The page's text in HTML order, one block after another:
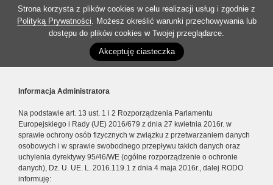
Strona korzysta z plików cookies w celu realizacji usług i zgodnie z
Polityką Prywatności. Możesz określić warunki przechowywania lub
dostępu do plików cookies w Twojej przeglądarce.
Akceptuję ciasteczka
Informacja Administratora
Na podstawie art. 13 ust. 1 i 2 Rozporządzenia Parlamentu
Europejskiego i Rady (UE) 2016/679 z dnia 27 kwietnia 2016r. w
sprawie ochrony osób fizycznych w związku z przetwarzaniem danych
osobowych i w sprawie swobodnego przepływu takich danych oraz
uchylenia dyrektywy 95/46/WE (ogólne rozporządzenie o ochronie
danych), Dz. U. UE. L. 2016.119.1 z dnia 4 maja 2016r., dalej RODO
informuję: